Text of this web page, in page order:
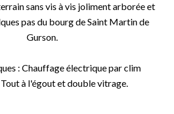
sans vis à vis joliment arborée et
pas du bourg de Saint Martin de
Gurson.
: Chauffage électrique par clim
à l'égout et double vitrage.